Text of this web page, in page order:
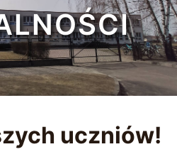
uczniów!